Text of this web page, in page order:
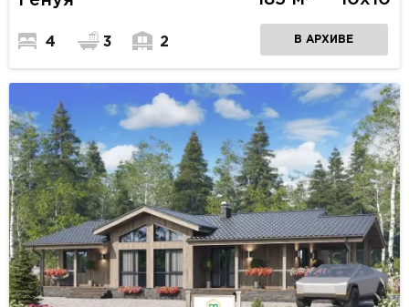
4 3 2 В АРХИВЕ